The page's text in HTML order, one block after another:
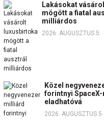
Lakásokat
mögött a fiatal
milliárdos
2026. AUGUSZTUS 5.
Közel
forintnyi
eladhatóvá
2026. AUGUSZTUS 5.